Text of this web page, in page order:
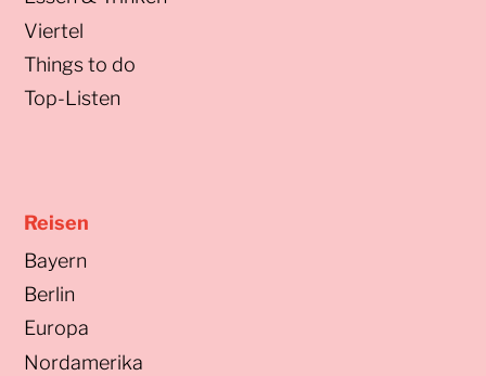
Viertel
Things to do
Top-Listen
Reisen
Bayern
Berlin
Europa
Nordamerika